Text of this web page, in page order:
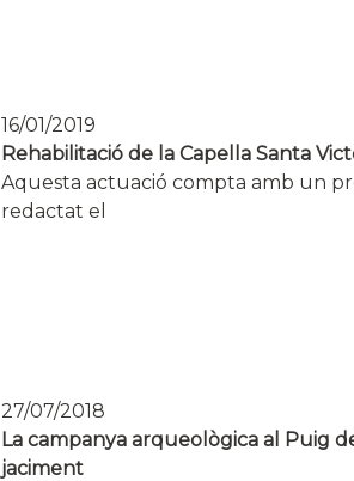
16/01/2019
Rehabilitació de la Capella Santa
Aquesta actuació compta amb un
redactat el
27/07/2018
La campanya arqueològica al Puig
jaciment